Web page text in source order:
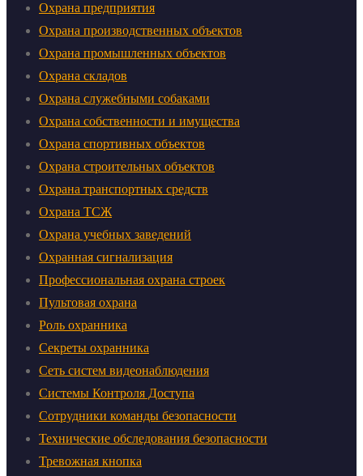
Охрана предприятия
Охрана производственных объектов
Охрана промышленных объектов
Охрана складов
Охрана служебными собаками
Охрана собственности и имущества
Охрана спортивных объектов
Охрана строительных объектов
Охрана транспортных средств
Охрана ТСЖ
Охрана учебных заведений
Охранная сигнализация
Профессиональная охрана строек
Пультовая охрана
Роль охранника
Секреты охранника
Сеть систем видеонаблюдения
Системы Контроля Доступа
Сотрудники команды безопасности
Технические обследования безопасности
Тревожная кнопка